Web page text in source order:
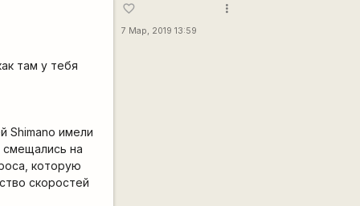
там у тебя
Shimano имели
смещались на
которую
скоростей
favorite_border
7 Мар, 2019 13:59
more_vert